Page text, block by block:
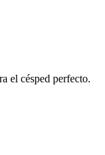
el césped perfecto.